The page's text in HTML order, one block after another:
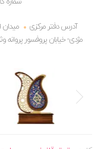
آدرس دفتر مرکزی
میدان
مژدی- خیابان پروفسور